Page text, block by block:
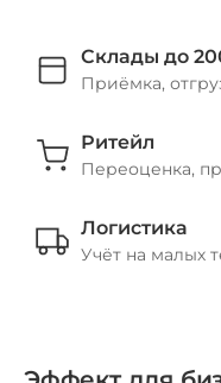
Склады до
Приёмка,
Ритейл
Переоценка,
Логистика
Учёт на малых